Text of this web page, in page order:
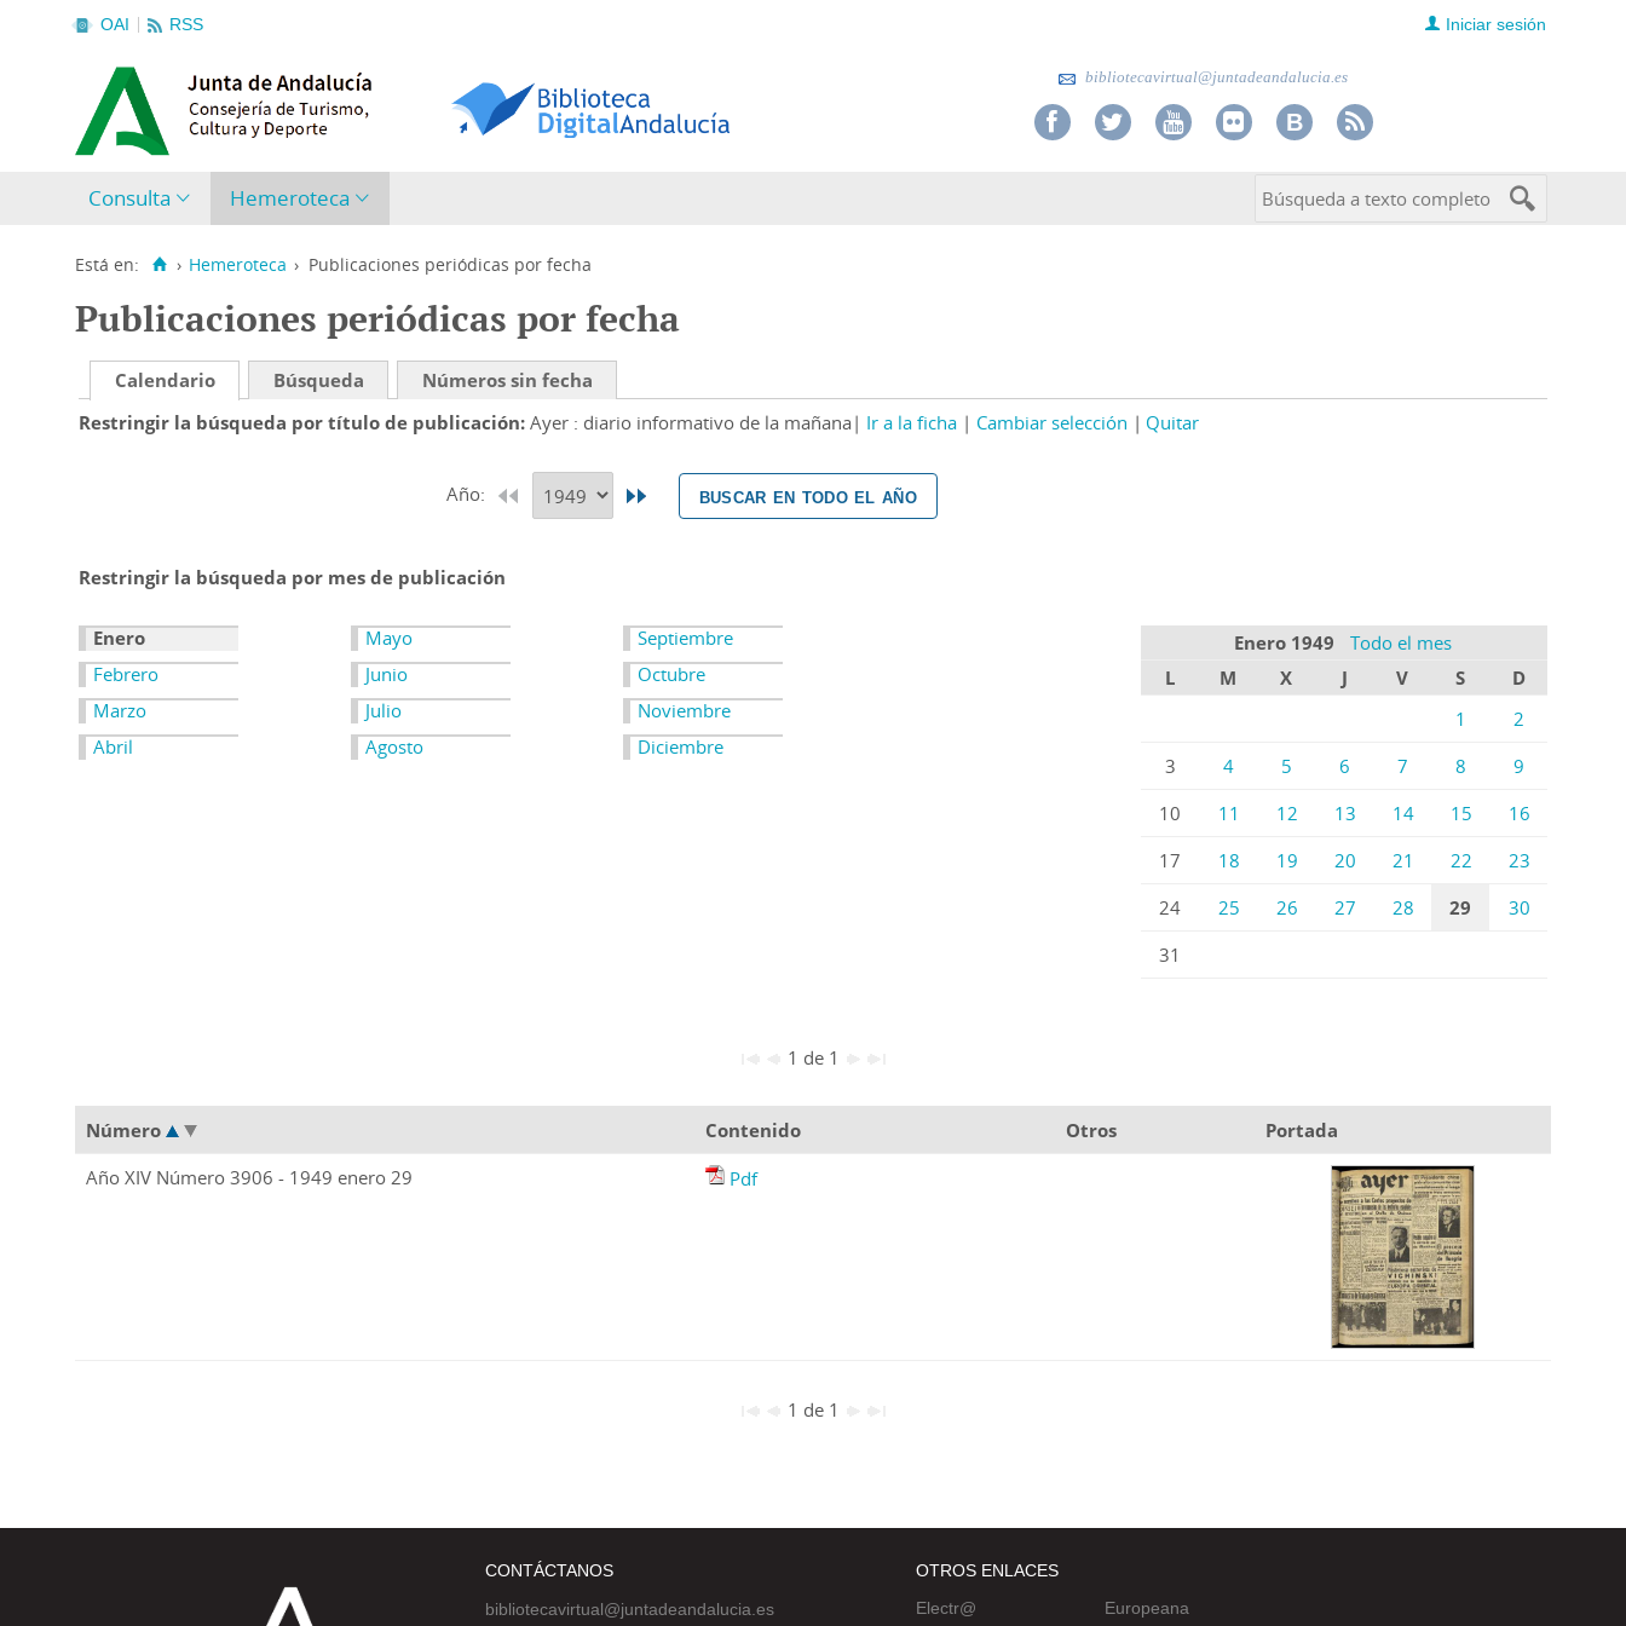
OAI RSS Iniciar sesión
bibliotecavirtual@juntadeandalucia.es
Consulta Hemeroteca
Está en: › Hemeroteca › Publicaciones periódicas por fecha
Publicaciones periódicas por fecha
Calendario Búsqueda
Números sin fecha
Restringir la búsqueda por título de publicación Ayer : diario informativo de la mañana Ir a la ficha Cambiar selección Quitar
Año: buscar en todo el año
Restringir la búsqueda por mes de publicación
Enero
Febrero
Marzo
Abril
Mayo
Junio
Julio
Agosto
Septiembre
Octubre
Noviembre
Diciembre
Enero 1949
Todo el mes
L
M X J V S
D
1
2
3
4 5 6 7 8
9
10
11 12 13 14 15
16
17
18 19 20 21 22
23
24
25 26 27 28 29
30
31
1 de 1
Número Contenido Otros
Portada
Año XIV Número 3906 - 1949 enero 29
Pdf
1 de 1
CONTÁCTANOS
bibliotecavirtual@juntadeandalucia.es
OTROS ENLACES
Electr@
Europeana